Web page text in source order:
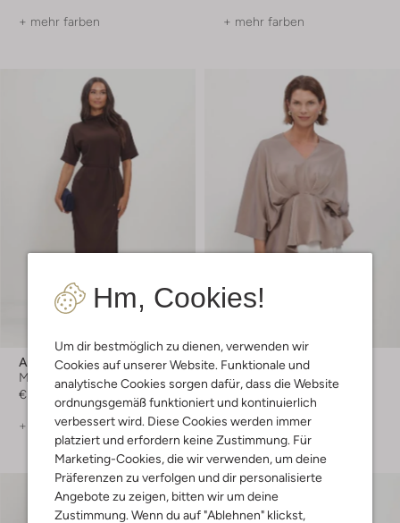
Hm, Cookies!
Um dir bestmöglich zu dienen, verwenden wir
Cookies auf unserer Website. Funktionale und
analytische Cookies sorgen dafür, dass die Website
ordnungsgemäß funktioniert und kontinuierlich
verbessert wird. Diese Cookies werden immer
platziert und erfordern keine Zustimmung. Für
Marketing-Cookies, die wir verwenden, um deine
Präferenzen zu verfolgen und dir personalisierte
Angebote zu zeigen, bitten wir um deine
Zustimmung. Wenn du auf "Ablehnen" klickst,
+ mehr farben + mehr farben
Ana Alcazar
Minikleid
€ 169,99
+ mehr farben
Neo Noir
Bluse
€ 69,99